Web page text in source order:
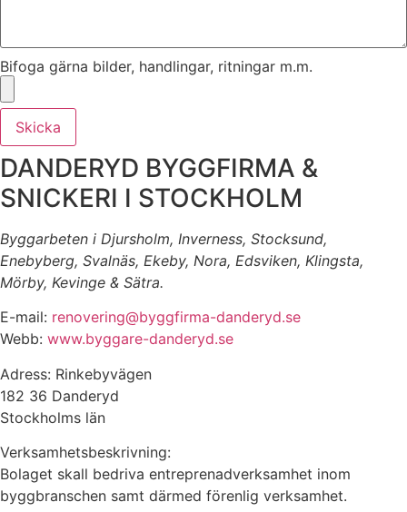
Bifoga gärna bilder, handlingar, ritningar m.m.
Skicka
DANDERYD BYGGFIRMA &
SNICKERI I STOCKHOLM
Byggarbeten i Djursholm, Inverness, Stocksund,
Enebyberg, Svalnäs, Ekeby, Nora, Edsviken, Klingsta,
Mörby, Kevinge & Sätra.
E-mail: renovering@byggfirma-danderyd.se
Webb: www.byggare-danderyd.se
Adress: Rinkebyvägen
182 36 Danderyd
Stockholms län
Verksamhetsbeskrivning:
Bolaget skall bedriva entreprenadverksamhet inom
byggbranschen samt därmed förenlig verksamhet.